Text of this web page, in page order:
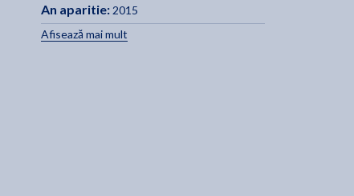
An aparitie:2015
Afisează mai mult